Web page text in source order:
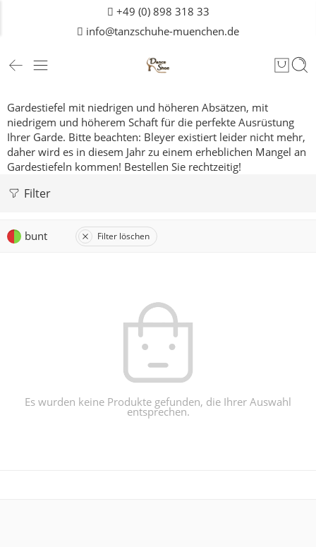
+49 (0) 898 318 33
info@tanzschuhe-muenchen.de
Gardestiefel mit niedrigen und höheren Absätzen, mit
niedrigem und höherem Schaft für die perfekte Ausrüstung
Ihrer Garde. Bitte beachten: Bleyer existiert leider nicht mehr,
daher wird es in diesem Jahr zu einem erheblichen Mangel an
Gardestiefeln kommen! Bestellen Sie rechtzeitig!
Filter
bunt Filter löschen
Es wurden keine Produkte gefunden, die Ihrer Auswahl
entsprechen.